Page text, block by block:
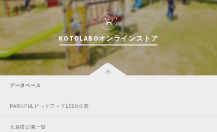
KOTOLABOオンラインストア
データベース
PARKFULピックアップ1000公園
大規模公園一覧